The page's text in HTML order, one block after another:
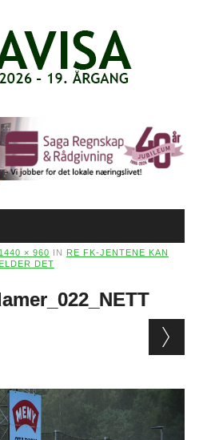
1440 × 960 IN
RE FK-JENTENE KAN
DET